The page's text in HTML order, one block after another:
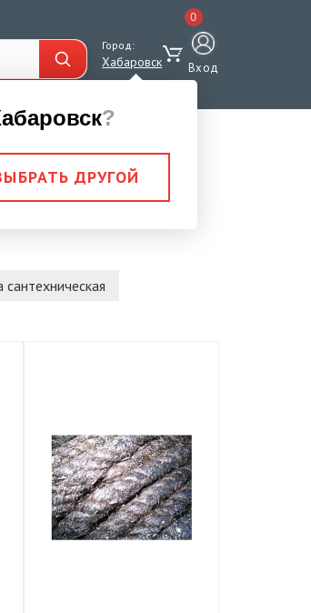
Город:
Хабаровск
?
ДРУГОЙ
0
Вход
сантехническая